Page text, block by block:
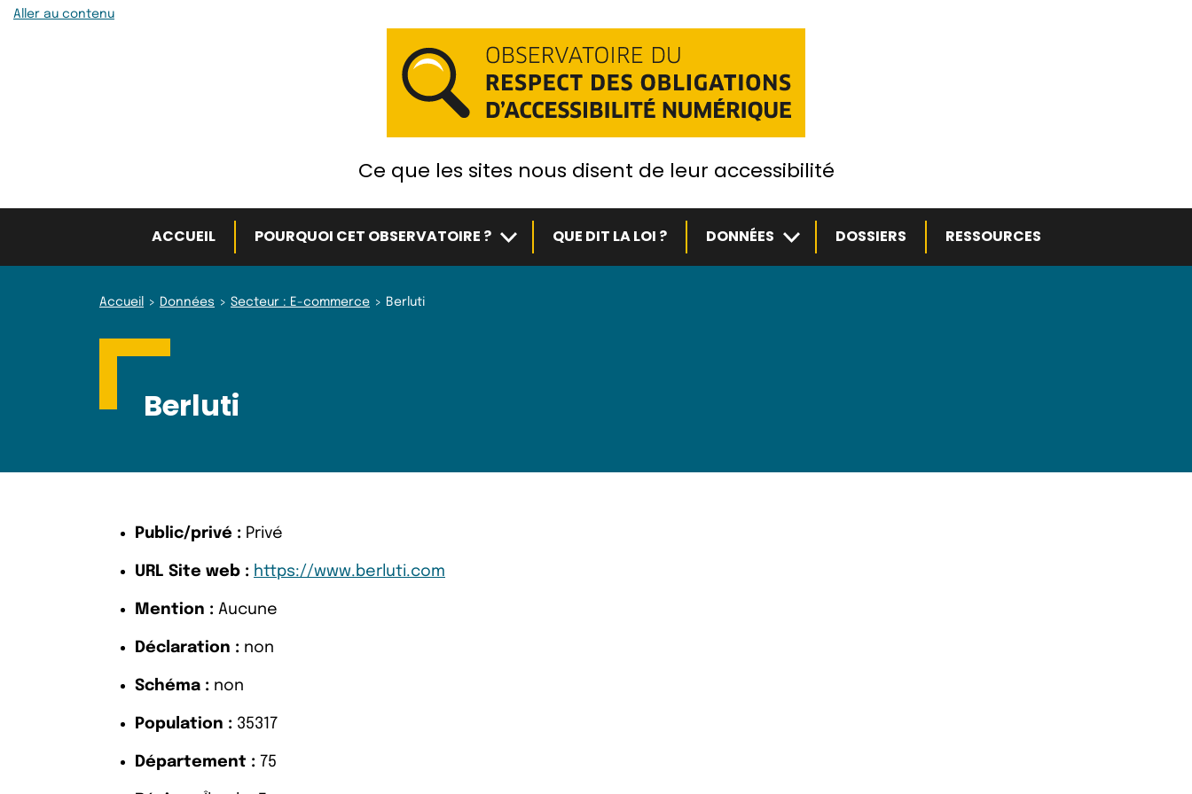
Aller au contenu
Ce que les sites nous disent de leur accessibilité
ACCUEIL POURQUOI CET OBSERVATOIRE ? Sous-menuQUE DIT LA LOI ? DONNÉES Sous-menuDOSSIERS RESSOURCES
Accueil Données Secteur : E-commerce Berluti
Berluti
Public/privé : Privé
URL Site web : https://www.berluti.com
Mention : Aucune
Déclaration : non
Schéma : non
Population : 35317
Département : 75